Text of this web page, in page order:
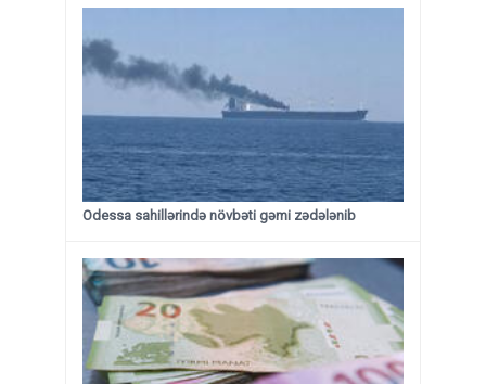
Odessa sahillərində növbəti gəmi zədələnib